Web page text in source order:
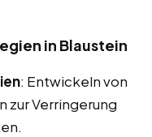
in Blaustein
: Entwickeln von
zur Verringerung